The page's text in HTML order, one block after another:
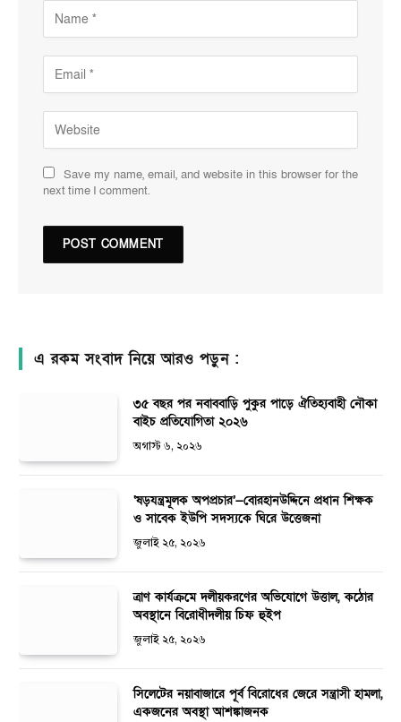
Save my name, email, and website in this browser for the
next time I comment.
এ রকম সংবাদ নিয়ে আরও পড়ুন :
৩৫ বছর পর নবাববাড়ি পুকুর পাড়ে ঐতিহ্যবাহী নৌকা
বাইচ প্রতিযোগিতা ২০২৬
অগাস্ট ৬, ২০২৬
‘ষড়যন্ত্রমূলক অপপ্রচার’—বোরহানউদ্দিনে প্রধান শিক্ষক
ও সাবেক ইউপি সদস্যকে ঘিরে উত্তেজনা
জুলাই ২৫, ২০২৬
ত্রাণ কার্যক্রমে দলীয়করণের অভিযোগে উত্তাল, কঠোর
অবস্থানে বিরোধীদলীয় চিফ হুইপ
জুলাই ২৫, ২০২৬
সিলেটের নয়াবাজারে পূর্ব বিরোধের জেরে সন্ত্রাসী হামলা,
একজনের অবস্থা আশঙ্কাজনক